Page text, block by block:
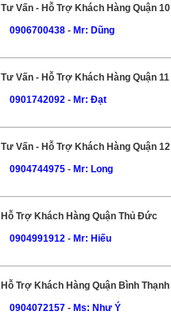
Tư Vấn - Hỗ Trợ Khách Hàng Quận 10
0906700438- Mr: Dũng
Tư Vấn - Hỗ Trợ Khách Hàng Quận 11
0901742092- Mr: Đạt
Tư Vấn - Hỗ Trợ Khách Hàng Quận 12
0904744975- Mr: Long
Hỗ Trợ Khách Hàng Quận Thủ Đức
0904991912- Mr: Hiếu
Hỗ Trợ Khách Hàng Quận Bình Thạnh
0904072157- Ms: Như Ý